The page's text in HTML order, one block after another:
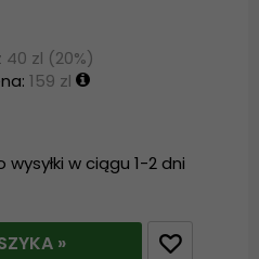
40 zl (20%)
159 zl
w ciągu 1-2 dni
»